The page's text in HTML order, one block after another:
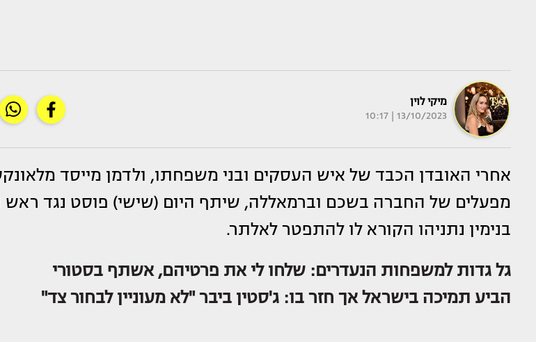
מיקי לוין
13/10/2023 | 10:17
אחרי האובדן הכבד של איש העסקים ובני משפחתו, ולדמן מייסד
מפעלים של החברה בשכם וברמאללה, שיתף היום (שישי) פוסט נגד
בנימין נתניהו הקורא לו להתפטר לאלתר.
גל גדות למשפחות הנעדרים: שלחו לי את פרטיהם, אשתף בסטורי
הביע תמיכה בישראל אך חזר בו: ג'סטין ביבר "לא מעוניין לבחור צד"